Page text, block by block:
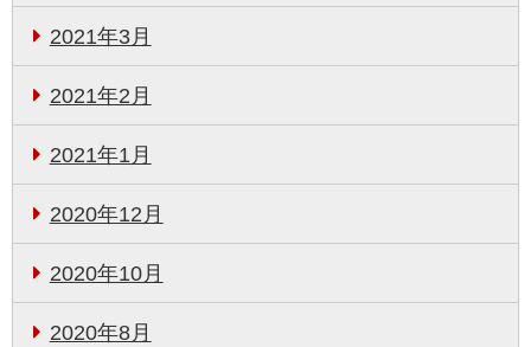
2021年3月
2021年2月
2021年1月
2020年12月
2020年10月
2020年8月